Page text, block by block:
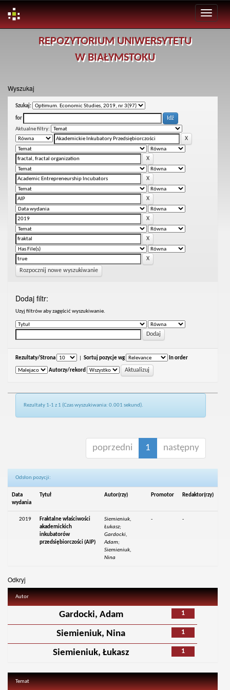
REPOZYTORIUM UNIWERSYTETU
W BIAŁYMSTOKU
Wyszukaj
Szukaj:
for
Aktualne filtry:
Rozpocznij nowe wyszukiwanie
Dodaj filtr:
Uzyj filtrów aby zagęścić wyszukiwanie.
Rezultaty/Strona Sortuj pozycje wg In order
Autorzy/rekord
Rezultaty 1-1 z 1 (Czas wyszukiwania: 0.001 sekund).
poprzedni 1 następny
Odsłon pozycji:
Data
wydania
Tytuł Autor(rzy) Promotor Redaktor(rzy)
2019
Fraktalne właściwości
akademickich
inkubatorów
przedsiębiorczości (AIP)
Siemieniuk,
Łukasz;
Gardocki,
Adam;
Siemieniuk,
Nina
- -
Odkryj
Autor
1
Gardocki, Adam
1
Siemieniuk, Nina
1
Siemieniuk, Łukasz
Temat